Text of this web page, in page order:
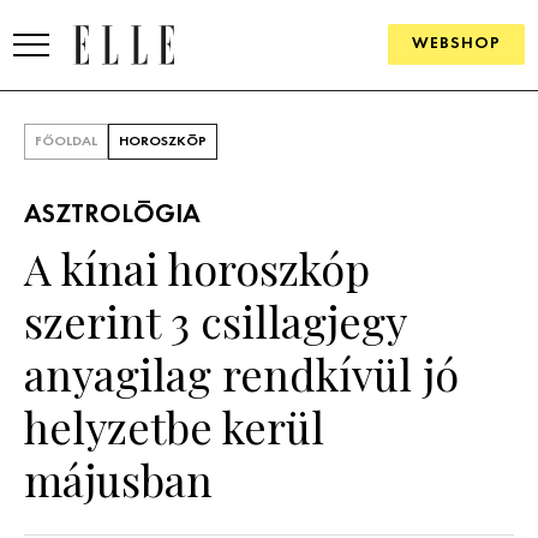
WEBSHOP
SZÉPSÉG
PSZICHÉ
ÉLETMÓD
FŐOLDAL HOROSZKÓP
ASZTROLÓGIA
A kínai horoszkóp
szerint 3 csillagjegy
anyagilag rendkívül jó
helyzetbe kerül
májusban